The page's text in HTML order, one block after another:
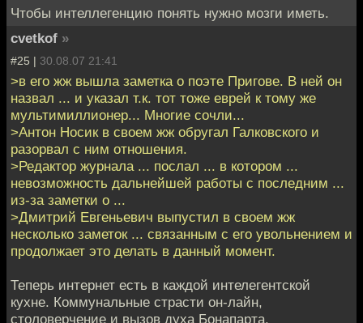
Чтобы интеллегенцию понять нужно мозги иметь.
cvetkof »
#25 | 30.08.07 21:41
>в его жж вышла заметка о поэте Пригове. В ней он
назвал ... и указал т.к. тот тоже еврей к тому же
мультимиллионер... Многие сочли...
>Антон Носик в своем жж обругал Галковского и
разорвал с ним отношения.
>Редактор журнала ... послал ... в котором ...
невозможность дальнейшей работы с последним ...
из-за заметки о ...
>Дмитрий Евгеньевич выпустил в своем жж
несколько заметок ... связанным с его увольнением и
продолжает это делать в данный момент.
Теперь интернет есть в каждой интелегентской
кухне. Коммунальные страсти он-лайн,
столоверчение и вызов духа Бонапарта.